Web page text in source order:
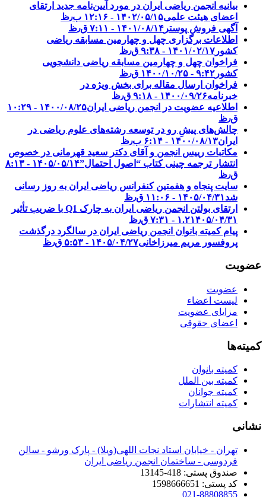
بیانیه انجمن ریاضی ایران در مورد آیین‌نامه جدید ارتقای
اعضای هیئت علمی۱۴۰۲/۰۵/۱۵ - ۱۲:۱۶ ب٫ظ
آگهی فروش پوستر ۱۴۰۱/۰۸/۱۴ - ۷:۱۱ ق٫ظ
اطلاعات برگزاری چهل و چهارمین مسابقه ریاضی
کشور ۱۴۰۱/۰۲/۱۷ - ۹:۳۸ ق٫ظ
فراخوان چهل و چهارمین مسابقه ریاضی دانشجویی
کشور‎‎ ۱۴۰۰/۱۰/۲۵ - ۹:۴۲ ق٫ظ
فراخوان ارسال مقاله برای بخش ویژه در
خبرنامه۱۴۰۰/۰۹/۲۶ - ۹:۱۸ ق٫ظ
اطلاعیه عضویت در انجمن ریاضی ایران
۱۴۰۰/۰۸/۲۵ - ۱۰:۲۹
ق٫ظ
چالش‌های پیشِ رو در توسعه رشته‌های علوم ریاضی در
ایران۱۴۰۰/۰۸/۱۳ - ۶:۱۴ ب٫ظ
مکاتبات رییس انجمن و آقای دکتر سعید قهرمانی در خصوص
انتشار ترجمه چینی کتاب “اصول احتمال”
۱۴۰۵/۰۵/۱۴ - ۸:۱۳
ق٫ظ
سایت پنجاه و هفمتین کنفرانس ریاضی ایران به روز رسانی
شد۱۴۰۵/۰۴/۳۱ - ۱۱:۰۶ ق٫ظ
ارتقای بولتن انجمن ریاضی ایران به چارک Q1 با ضریب تأثیر
۱.۲۱۴۰۵/۰۴/۳۱ - ۷:۳۱ ق٫ظ
پیام کمیته بانوان انجمن ریاضی ایران در سالگرد درگذشت
پروفسور مریم میرزاخانی۱۴۰۵/۰۴/۲۷ - ۵:۵۳ ق٫ظ
عضویت
عضویت
لیست اعضاء
مزایای عضویت
اعضای حقوقی
کمیته‌ها
کمیته بانوان
کمیته بین الملل
کمیته جوانان
کمیته انتشارات
نشانی
تهران - خیابان استاد نجات اللهی(ویلا) - پارک ورشو - سالن
فردوسی - ساختمان انجمن ریاضی ایران
صندوق پستی: 418-13145
کد پستی: 1598666651
021-88808855